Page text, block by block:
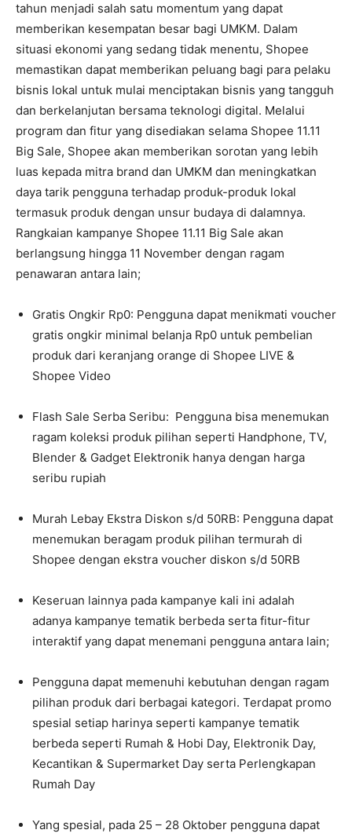
tahun menjadi salah satu momentum yang dapat
memberikan kesempatan besar bagi UMKM. Dalam
situasi ekonomi yang sedang tidak menentu, Shopee
memastikan dapat memberikan peluang bagi para pelaku
bisnis lokal untuk mulai menciptakan bisnis yang tangguh
dan berkelanjutan bersama teknologi digital. Melalui
program dan fitur yang disediakan selama Shopee 11.11
Big Sale, Shopee akan memberikan sorotan yang lebih
luas kepada mitra brand dan UMKM dan meningkatkan
daya tarik pengguna terhadap produk-produk lokal
termasuk produk dengan unsur budaya di dalamnya.
Rangkaian kampanye Shopee 11.11 Big Sale akan
berlangsung hingga 11 November dengan ragam
penawaran antara lain;
Gratis Ongkir Rp0: Pengguna dapat menikmati voucher
gratis ongkir minimal belanja Rp0 untuk pembelian
produk dari keranjang orange di Shopee LIVE &
Shopee Video
Flash Sale Serba Seribu: Pengguna bisa menemukan
ragam koleksi produk pilihan seperti Handphone, TV,
Blender & Gadget Elektronik hanya dengan harga
seribu rupiah
Murah Lebay Ekstra Diskon s/d 50RB: Pengguna dapat
menemukan beragam produk pilihan termurah di
Shopee dengan ekstra voucher diskon s/d 50RB
Keseruan lainnya pada kampanye kali ini adalah
adanya kampanye tematik berbeda serta fitur-fitur
interaktif yang dapat menemani pengguna antara lain;
Pengguna dapat memenuhi kebutuhan dengan ragam
pilihan produk dari berbagai kategori. Terdapat promo
spesial setiap harinya seperti kampanye tematik
berbeda seperti Rumah & Hobi Day, Elektronik Day,
Kecantikan & Supermarket Day serta Perlengkapan
Rumah Day
Yang spesial, pada 25 – 28 Oktober pengguna dapat